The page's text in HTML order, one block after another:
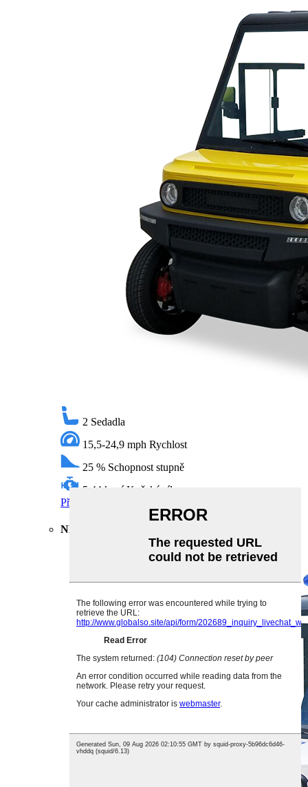
2 Sedadla
15,5-24,9 mph Rychlost
25 % Schopnost stupně
5,44 koní Koňská síla
Přečtěte si více
NL-P2020 LSV 2 cestující